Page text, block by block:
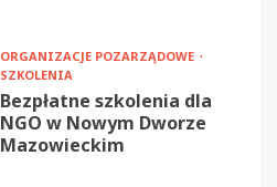
ORGANIZACJE POZARZĄDOWE
SZKOLENIA
Bezpłatne szkolenia dla
NGO w Nowym Dworze
Mazowieckim